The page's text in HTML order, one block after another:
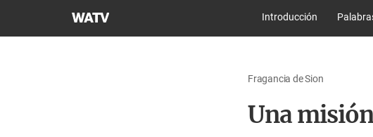
Iglesia
Introducción
Fragancia de Sion
Una